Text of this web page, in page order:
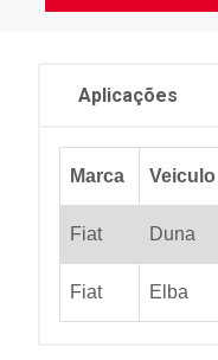
Aplicações
Marca Veiculo
Fiat Duna
Fiat Elba